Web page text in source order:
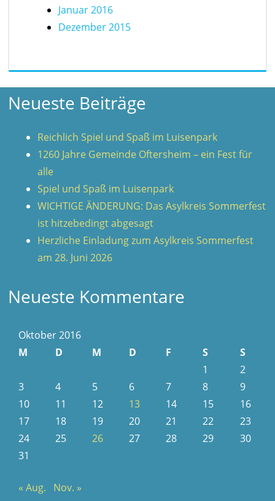
Januar 2016
Dezember 2015
Neueste Beiträge
Reichlich Spiel und Spaß im Luisenpark
1260 Jahre Gemeinde Oftersheim – ein Fest für
alle
Spiel und Spaß im Luisenpark
WICHTIGE ÄNDERUNG: Das Asylkreis Sommerfest
ist hitzebedingt abgesagt
Herzliche Einladung zum Asylkreis Sommerfest
am 28. Juni 2026
Neueste Kommentare
Oktober 2016
M
D M D F S
S
1
2
3
4 5 6 7 8
9
10
11 12 13 14 15
16
17
18 19 20 21 22
23
24
25 26 27 28 29
30
31
« Aug. Nov. »